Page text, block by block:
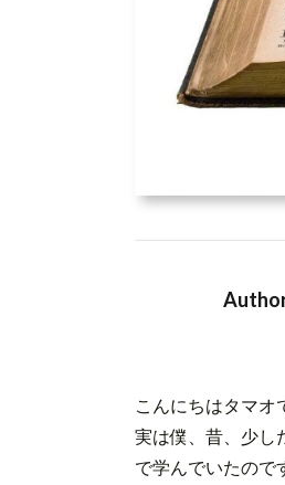
こんにちはタマオ
実は僕、昔、少し
で学んでいたので